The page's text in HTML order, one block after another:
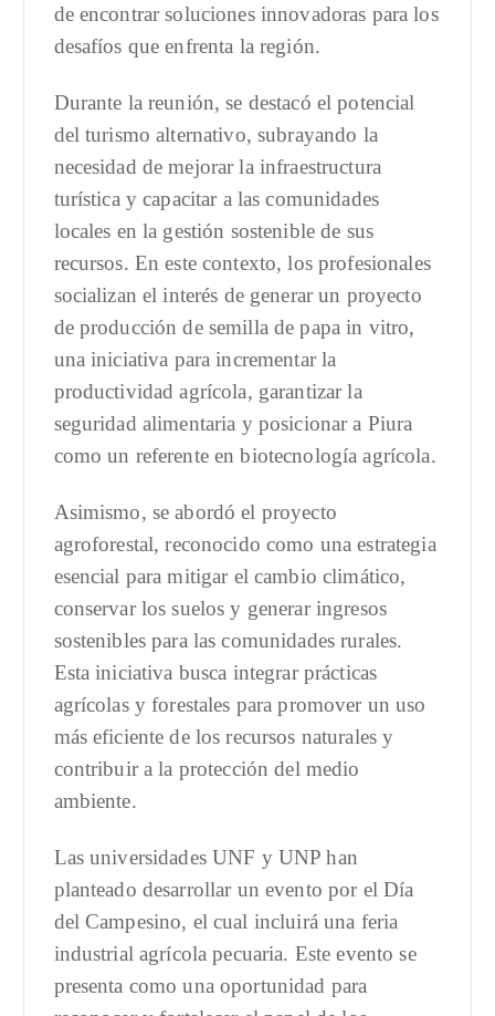
de encontrar soluciones innovadoras para los
desafíos que enfrenta la región.
Durante la reunión, se destacó el potencial
del turismo alternativo, subrayando la
necesidad de mejorar la infraestructura
turística y capacitar a las comunidades
locales en la gestión sostenible de sus
recursos. En este contexto, los profesionales
socializan el interés de generar un proyecto
de producción de semilla de papa in vitro,
una iniciativa para incrementar la
productividad agrícola, garantizar la
seguridad alimentaria y posicionar a Piura
como un referente en biotecnología agrícola.
Asimismo, se abordó el proyecto
agroforestal, reconocido como una estrategia
esencial para mitigar el cambio climático,
conservar los suelos y generar ingresos
sostenibles para las comunidades rurales.
Esta iniciativa busca integrar prácticas
agrícolas y forestales para promover un uso
más eficiente de los recursos naturales y
contribuir a la protección del medio
ambiente.
Las universidades UNF y UNP han
planteado desarrollar un evento por el Día
del Campesino, el cual incluirá una feria
industrial agrícola pecuaria. Este evento se
presenta como una oportunidad para